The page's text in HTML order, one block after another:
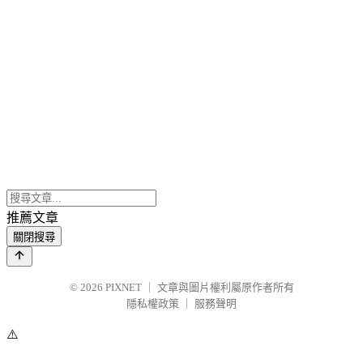
推薦文章
關閉搜尋
© 2026 PIXNET
文章與圖片權利屬原作者所有
隱私權政策
服務聲明
⚠️